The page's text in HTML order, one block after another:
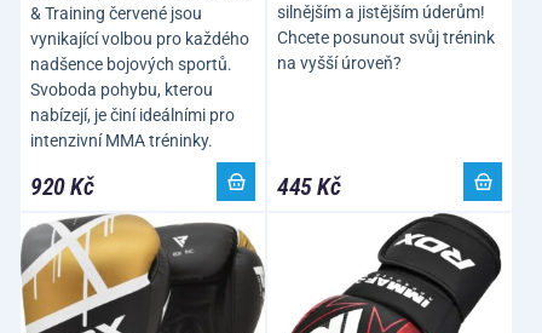
& Training červené jsou
vynikající volbou pro každého
nadšence bojových sportů.
Svoboda pohybu, kterou
nabízejí, je činí ideálními pro
intenzivní MMA tréninky.
920 Kč
silnějším a jistějším úderům!
Chcete posunout svůj trénink
na vyšší úroveň?
445 Kč